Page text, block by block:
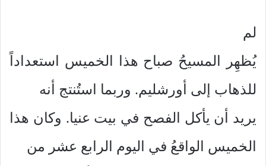
لم
يُظهِر المسيحُ صباح هذا الخميس استعداداً
للذهاب إلى أورشليم. وربما استُنتج أنه
يريد أن يأكل الفصح في بيت عنيا. وكان هذا
الخميس الواقعُ في اليوم الرابع عشر من